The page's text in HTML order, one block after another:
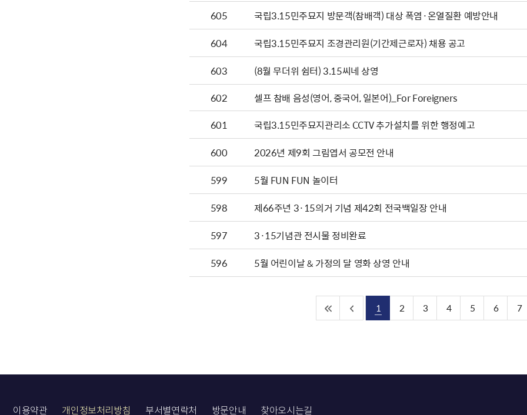
605
국립3.15민주묘지 방문객(참배객) 대상 폭염·온열질환 예방안내
604
국립3.15민주묘지 조경관리원(기간제근로자) 채용 공고
603
(8월 무더위 쉼터) 3.15씨네 상영
602
셀프 참배 음성(영어, 중국어, 일본어)_For Foreigners
601
국립3.15민주묘지관리소 CCTV 추가설치를 위한 행정예고
600
2026년 제9회 그림엽서 공모전 안내
599
5월 FUN FUN 놀이터
598
제66주년 3·15의거 기념 제42회 전국백일장 안내
597
3·15기념관 전시물 정비완료
596
5월 어린이날 & 가정의 달 영화 상영 안내
1 2 3 4 5 6 7
이용약관 개인정보처리방침 부서별연락처 방문안내 찾아오시는길